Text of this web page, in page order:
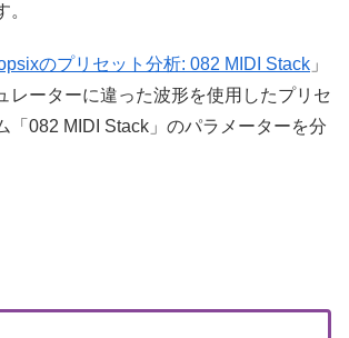
のプリセット分析: 082 MIDI Stack 」
レーターに違った波形を使用したプリセ
「082 MIDI Stack」のパラメーターを分